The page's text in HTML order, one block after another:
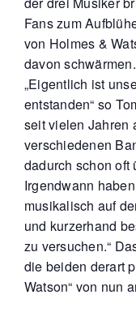
Fans zum
von Holmes &
davon schwärmen.
„Eigentlich ist
entstanden“ so
seit vielen Jahren
verschiedenen
dadurch schon oft
Irgendwann
musikalisch auf
und kurzerhand
zu versuchen.“
die beiden derart
Watson“ von nun